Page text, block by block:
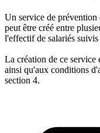
Un service de prévention
peut être créé entre
l'effectif de salariés suivis
La création de ce service
ainsi qu'aux conditions
section 4.